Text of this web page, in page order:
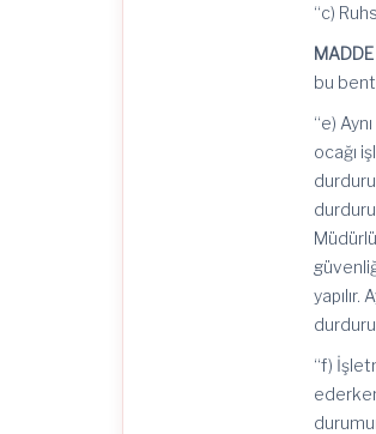
“c)
bu
“e)
ocağı
“f)